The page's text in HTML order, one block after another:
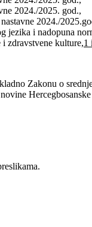
2024./2025. god.,
2024./
jezika i nadopuna
i zdravstvene kulture,1
Zakonu o